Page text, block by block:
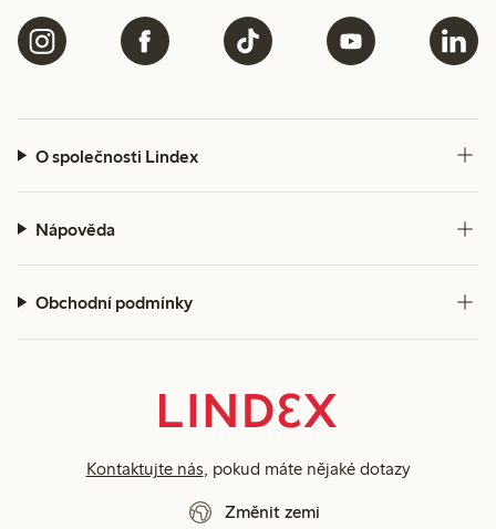
O společnosti Lindex
Nápověda
Obchodní podmínky
Kontaktujte nás , pokud máte nějaké dotazy
Změnit zemi